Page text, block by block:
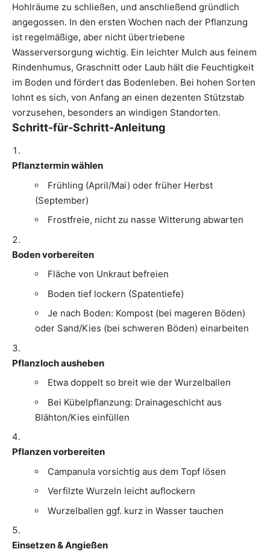
Hohlräume zu schließen, und anschließend gründlich
angegossen. In den ersten Wochen nach der Pflanzung
ist regelmäßige, aber nicht übertriebene
Wasserversorgung wichtig. Ein leichter Mulch aus feinem
Rindenhumus, Graschnitt oder Laub hält die Feuchtigkeit
im Boden und fördert das Bodenleben. Bei hohen Sorten
lohnt es sich, von Anfang an einen dezenten Stützstab
vorzusehen, besonders an windigen Standorten.
Schritt-für-Schritt-Anleitung
Pflanztermin wählen
Frühling (April/Mai) oder früher Herbst
(September)
Frostfreie, nicht zu nasse Witterung abwarten
Boden vorbereiten
Fläche von Unkraut befreien
Boden tief lockern (Spatentiefe)
Je nach Boden: Kompost (bei mageren Böden)
oder Sand/Kies (bei schweren Böden) einarbeiten
Pflanzloch ausheben
Etwa doppelt so breit wie der Wurzelballen
Bei Kübelpflanzung: Drainageschicht aus
Blähton/Kies einfüllen
Pflanzen vorbereiten
Campanula vorsichtig aus dem Topf lösen
Verfilzte Wurzeln leicht auflockern
Wurzelballen ggf. kurz in Wasser tauchen
Einsetzen & Angießen